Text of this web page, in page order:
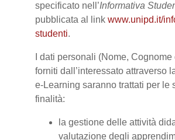
specificato nell’Informativa
pubblicata al link www.unipd.it/
studenti.
I dati personali (Nome,
forniti dall’interessato attraverso
e-Learning saranno trattati per le
finalità:
la gestione delle attività
valutazione degli